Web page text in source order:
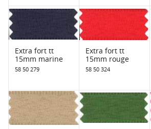
Extra fort tt
15mm marine
58 50 279
Extra fort tt
15mm rouge
58 50 324